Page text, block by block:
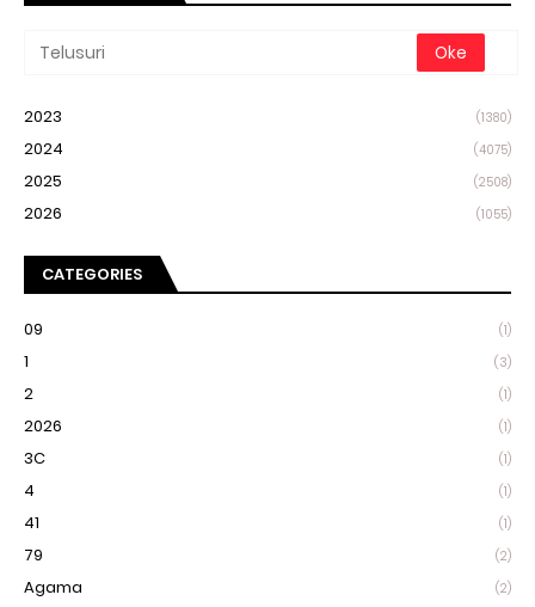
2023 (1380)
2024 (4075)
2025 (2508)
2026 (1055)
CATEGORIES
09 (1)
1 (3)
2 (1)
2026 (1)
3C (1)
4 (1)
41 (1)
79 (2)
Agama (2)